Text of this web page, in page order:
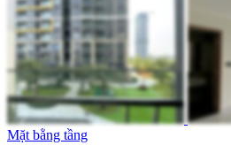
Mặt bằng tầng